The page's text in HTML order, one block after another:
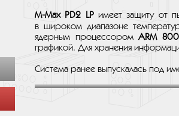
M-Max PD2 LPимеет защиту от
в широком диапазоне
ядерным процессоромARM
графикой. Для хранения
Система ранее выпускалась под